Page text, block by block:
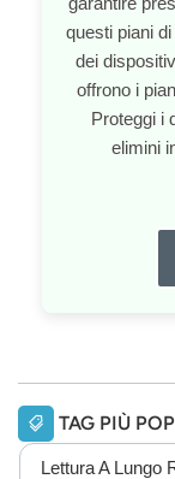
questi piani
dei
offrono i
Proteggi i
elimini
TAG PIÙ
Lettura A Lungo